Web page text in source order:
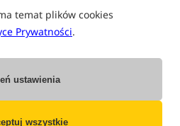
temat plików cookies
Prywatności.
ustawienia
wszystkie138.99